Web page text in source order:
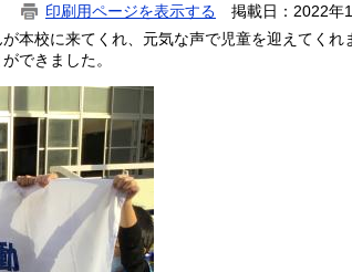
印刷用ページを表示する 掲載日：2022年
本校に来てくれ、元気な声で児童を迎えてくれ
できました。